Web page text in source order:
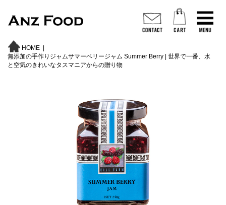
HOME
無添加の手作りジャムサマーベリージャム Summer Berry | 世界で一番、水
と空気のきれいなタスマニアからの贈り物